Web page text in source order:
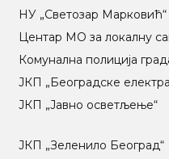
НУ „Светозар Марковић“
Центар МO за локалну
Комунална полиција
ЈКП „Београдске
ЈКП „Јавно осветљење“
ЈКП „Зеленило Београд“